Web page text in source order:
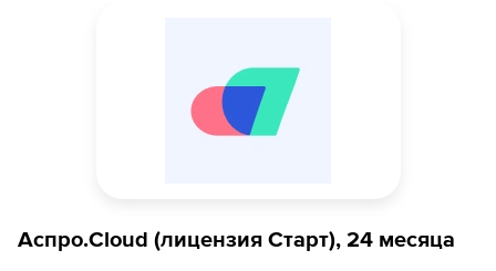
Аспро.Cloud (лицензия Старт), 24 месяца